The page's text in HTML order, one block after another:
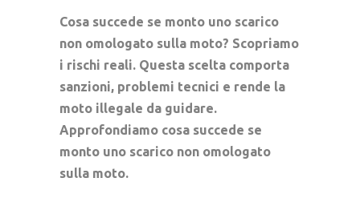
Cosa succede se monto uno scarico
non omologato sulla moto? Scopriamo
i rischi reali. Questa scelta comporta
sanzioni, problemi tecnici e rende la
moto illegale da guidare.
Approfondiamo cosa succede se
monto uno scarico non omologato
sulla moto.